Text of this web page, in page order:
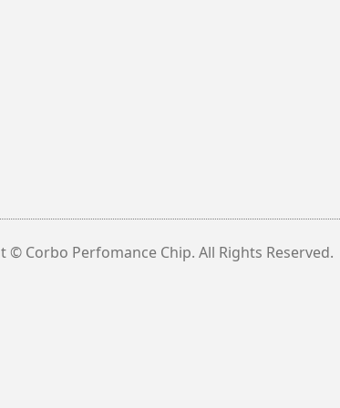
© Corbo Perfomance Chip. All Rights Reserved.